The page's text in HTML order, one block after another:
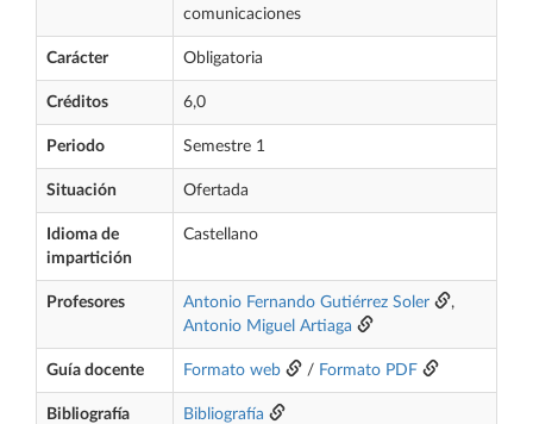
comunicaciones
Carácter Obligatoria
Créditos 6,0
Periodo Semestre 1
Situación Ofertada
Idioma de
impartición
Castellano
Profesores Antonio Fernando Gutiérrez Soler
,
Antonio Miguel Artiaga
Guía docente Formato web / Formato PDF
Bibliografía
Bibliografía